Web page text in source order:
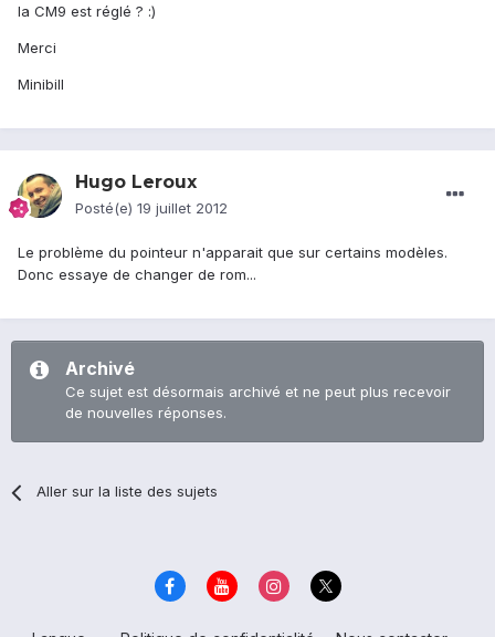
la CM9 est réglé ? :)
Merci
Minibill
Hugo Leroux
Posté(e) 19 juillet 2012
Le problème du pointeur n'apparait que sur certains modèles.
Donc essaye de changer de rom...
Archivé
Ce sujet est désormais archivé et ne peut plus recevoir
de nouvelles réponses.
Aller sur la liste des sujets